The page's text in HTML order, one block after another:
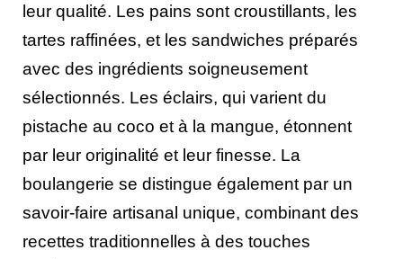
leur qualité. Les pains sont croustillants, les
tartes raffinées, et les sandwiches préparés
avec des ingrédients soigneusement
sélectionnés. Les éclairs, qui varient du
pistache au coco et à la mangue, étonnent
par leur originalité et leur finesse. La
boulangerie se distingue également par un
savoir-faire artisanal unique, combinant des
recettes traditionnelles à des touches